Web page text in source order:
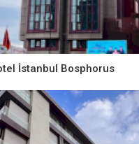
İstanbul Bosphorus